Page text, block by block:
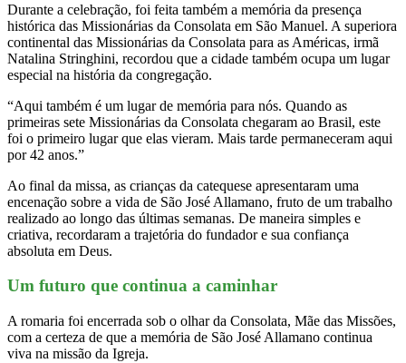
Durante a celebração, foi feita também a memória da presença
histórica das Missionárias da Consolata em São Manuel. A superiora
continental das Missionárias da Consolata para as Américas, irmã
Natalina Stringhini, recordou que a cidade também ocupa um lugar
especial na história da congregação.
“Aqui também é um lugar de memória para nós. Quando as
primeiras sete Missionárias da Consolata chegaram ao Brasil, este
foi o primeiro lugar que elas vieram. Mais tarde permaneceram aqui
por 42 anos.”
Ao final da missa, as crianças da catequese apresentaram uma
encenação sobre a vida de São José Allamano, fruto de um trabalho
realizado ao longo das últimas semanas. De maneira simples e
criativa, recordaram a trajetória do fundador e sua confiança
absoluta em Deus.
Um futuro que continua a caminhar
A romaria foi encerrada sob o olhar da Consolata, Mãe das Missões,
com a certeza de que a memória de São José Allamano continua
viva na missão da Igreja.